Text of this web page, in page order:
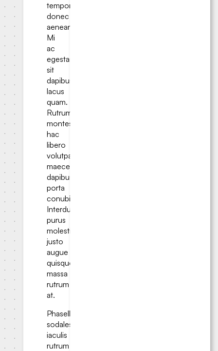
tempor
donec
aenean.
Mi
ac
egestas
sit
dapibus
lacus
quam.
Rutrum
montes
hac
libero
volutpat
maecenas
dapibus
porta
conubia?
Interdum
purus
molestie
justo
augue
quisque
massa
rutrum
at.
Phasellus
sodales
iaculis
rutrum